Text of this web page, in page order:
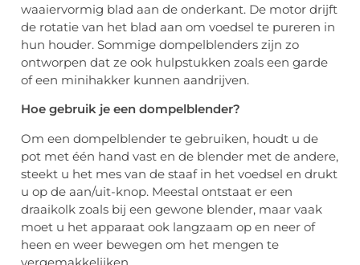
waaiervormig blad aan de onderkant. De motor drijft
de rotatie van het blad aan om voedsel te pureren in
hun houder. Sommige dompelblenders zijn zo
ontworpen dat ze ook hulpstukken zoals een garde
of een minihakker kunnen aandrijven.
Hoe gebruik je een dompelblender?
Om een dompelblender te gebruiken, houdt u de
pot met één hand vast en de blender met de andere,
steekt u het mes van de staaf in het voedsel en drukt
u op de aan/uit-knop. Meestal ontstaat er een
draaikolk zoals bij een gewone blender, maar vaak
moet u het apparaat ook langzaam op en neer of
heen en weer bewegen om het mengen te